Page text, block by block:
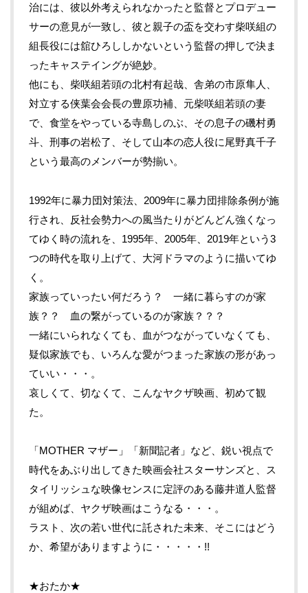
治には、彼以外考えられなかったと監督とプロデュー
サーの意見が一致し、彼と親子の盃を交わす柴咲組の
組長役には舘ひろししかないという監督の押しで決ま
ったキャステイングが絶妙。
他にも、柴咲組若頭の北村有起哉、舎弟の市原隼人、
対立する侠葉会会長の豊原功補、元柴咲組若頭の妻
で、食堂をやっている寺島しのぶ、その息子の磯村勇
斗、刑事の岩松了、そして山本の恋人役に尾野真千子
という最高のメンバーが勢揃い。
1992年に暴力団対策法、 2009年に暴力団排除条例が施
行され、反社会勢力への風当たりがどんどん強くなっ
てゆく時の流れを、 1995年、 2005年、 2019年という 3
つの時代を取り上げて、大河ドラマのように描いてゆ
く。
家族っていったい何だろう？ 一緒に暮らすのが家
族？？ 血の繋がっているのが家族？？？
一緒にいられなくても、血がつながっていなくても、
疑似家族でも、いろんな愛がつまった家族の形があっ
ていい・・・。
哀しくて、切なくて、こんなヤクザ映画、初めて観
た。
「MOTHER マザー」「新聞記者」など、鋭い視点で
時代をあぶり出してきた映画会社スターサンズと、ス
タイリッシュな映像センスに定評のある藤井道人監督
が組めば、ヤクザ映画はこうなる・・・。
ラスト、次の若い世代に託された未来、そこにはどう
か、希望がありますように・・・・・ !!
★おたか★